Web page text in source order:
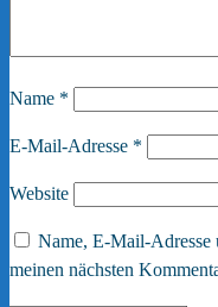
Name *
E-Mail-Adresse *
Website
Name, E-Mail-Adresse
meinen nächsten